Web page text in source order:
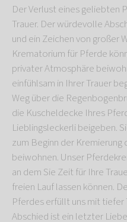
Der Verlust eines geliebten
Trauer. Der würdevolle
und ein Zeichen von großer
Krematorium für Pferde
privater Atmosphäre
einfühlsam in Ihrer Trauer
Weg über die
die Kuscheldecke Ihres
Lieblingsleckerli beigeben.
zum Beginn der
beiwohnen. Unser
an dem Sie Zeit für Ihre
freien Lauf lassen können.
Pferdes erfüllt uns mit tiefer
Abschied ist ein letzter